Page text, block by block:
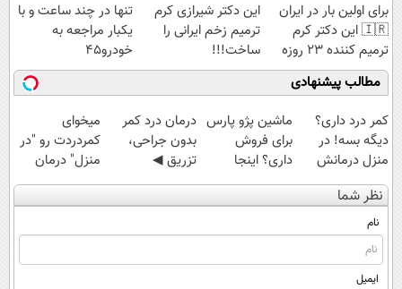
برای اولین بار در ایران
🇮🇷 این دکتر کرم
ترمیم کننده 23 روزه
ساخت!
این دکتر شیرازی کرم
ترمیم زخم ایرانی را
ساخت!!!
تنها در چند ساعت و با
یکبار مراجعه به
خودرو45
مطالب پیشنهادی
کمر درد داری؟
دیگه بسه! در
منزل درمانش
کن
(◀پرسش‌نامه)
ماشین پژو پارس
برای فروش
داری؟ اینجا
سریع بفروشش
درمان درد کمر
بدون جراحی،
تزریق ◀
پرسش‌نامه رو پر
کن ▶
میخوای
کمردردت رو "در
منزل" درمان
کنی؟ (◂فیلم +
◂پرسش‌نامه)
نظر شما
نام
ایمیل